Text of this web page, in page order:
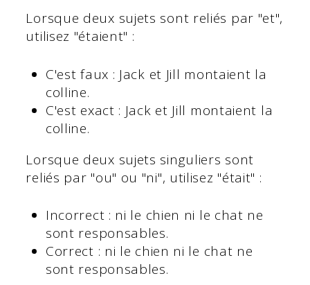
Lorsque deux sujets sont reliés par "et",
utilisez "étaient" :
C'est faux : Jack et Jill montaient la
colline.
C'est exact : Jack et Jill montaient la
colline.
Lorsque deux sujets singuliers sont
reliés par "ou" ou "ni", utilisez "était" :
Incorrect : ni le chien ni le chat ne
sont responsables.
Correct : ni le chien ni le chat ne
sont responsables.